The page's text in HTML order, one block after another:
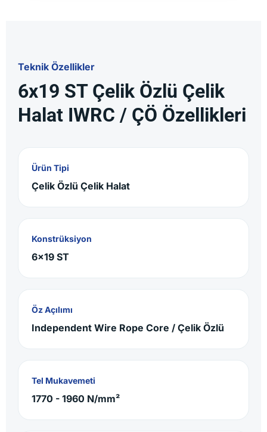
Teknik Özellikler
6x19 ST Çelik Özlü Çelik
Halat IWRC / ÇÖ Özellikleri
Ürün Tipi
Çelik Özlü Çelik Halat
Konstrüksiyon
6x19 ST
Öz Açılımı
Independent Wire Rope Core / Çelik Özlü
Tel Mukavemeti
1770 - 1960 N/mm²